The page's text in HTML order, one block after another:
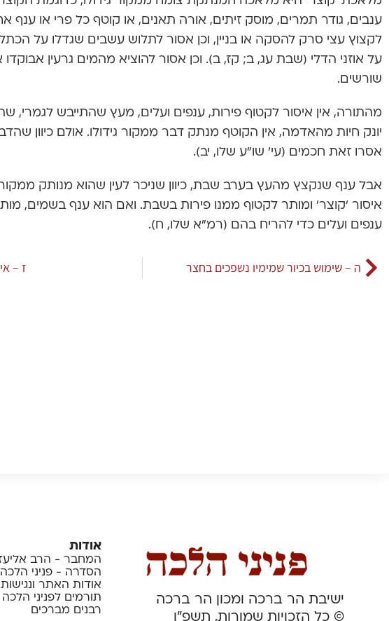
ענבים, גודר תמרים, מוסק זיתים, אורה תאנים, או קוטף כל פרי או ענף
לקצוץ עצי סרק להסקה או בניין, וכן אסור לתלוש עשבים שגדלו על
על אוזני הדלי (שבת עג, ב; קז, ב). וכן אסור להוציא מהמים גרעין
שורשים.
מהתורה, אין איסור לקטוף פירות, ענפים ועלים, מעץ שהתייבש לגמרי,
יונק חיות מהאדמה, אין הקוטף מנתק דבר ממקור גידולו. אולם כיוון
אסרו זאת חכמים (עי’ שו”ע שלו, יב).
אבל ענף שנקצץ מהעץ בערב שבת, כיוון שניכר לעין שהוא מנותק ממקור
איסור ‘קוצר’ ומותר לקטוף ממנו פירות בשבת. ואם הוא ענף בשמים,
ענפים ועלים כדי להריח בהם (רמ”א שלו, ח).
ה – שימוש בכיור שמימיו נשפכים בחצר ז –
ישיבת הר ברכה ומכון הר ברכה
© כל הזכויות שמורות, תשפ”ו
אודות
המחבר - הרב
הסדרה - פניני הלכה
אודות האתר ונגישות
תורמים לפניני הלכה
רבנים מברכים